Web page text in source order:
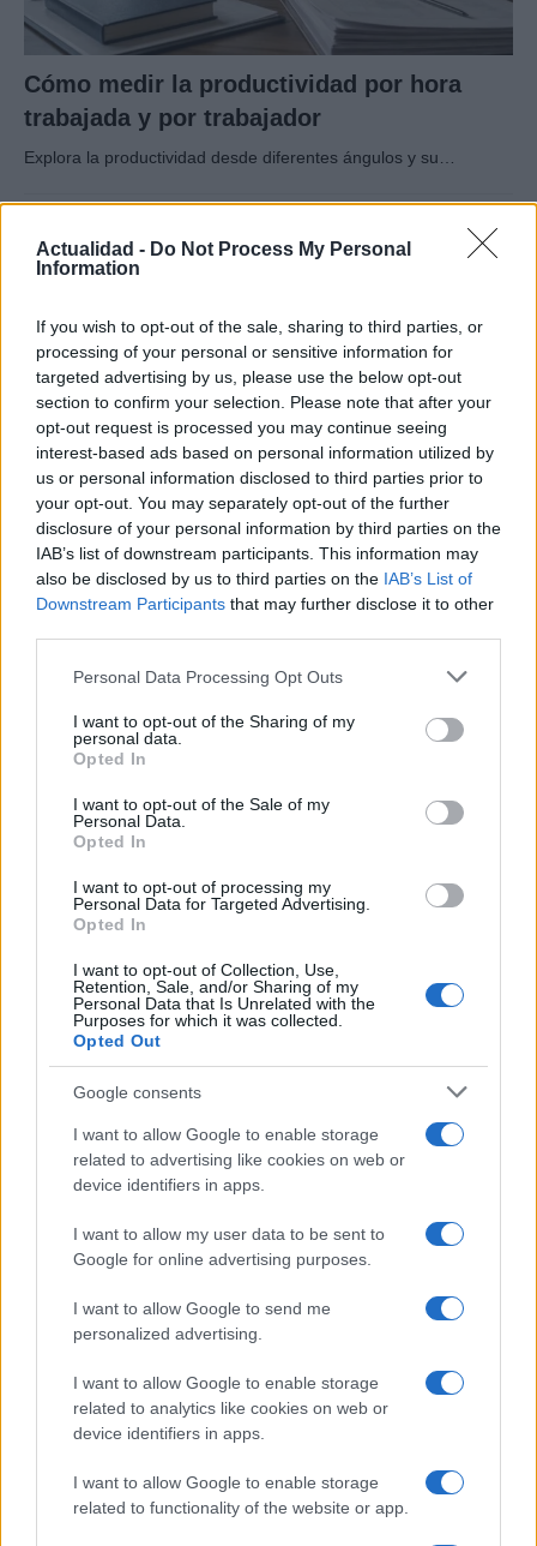
Actualidad - Do Not Process My Personal
Information
If you wish to opt-out of the sale, sharing to third parties, or
processing of your personal or sensitive information for
targeted advertising by us, please use the below opt-out
section to confirm your selection. Please note that after your
opt-out request is processed you may continue seeing
interest-based ads based on personal information utilized by
us or personal information disclosed to third parties prior to
your opt-out. You may separately opt-out of the further
disclosure of your personal information by third parties on the
IAB’s list of downstream participants. This information may
also be disclosed by us to third parties on the IAB’s List of
Downstream Participants that may further disclose it to other
Please note that this website/app uses one or more Google
not limited to your visit or usage behaviour. You may click to
grant or deny consent to Google and its third-party tags to
use your data for below specified purposes in below Google
consent section.
Personal Data Processing Opt Outs
I want to opt-out of the Sharing of my
personal data.
Opted In
I want to opt-out of the Sale of my
Personal Data.
Opted In
I want to opt-out of processing my
Personal Data for Targeted Advertising.
Opted In
I want to opt-out of Collection, Use,
Retention, Sale, and/or Sharing of my
Personal Data that Is Unrelated with the
Purposes for which it was collected.
Opted Out
Google consents
I want to allow Google to enable storage
related to advertising like cookies on web or
device identifiers in apps.
I want to allow my user data to be sent to
Google for online advertising purposes.
I want to allow Google to send me
personalized advertising.
I want to allow Google to enable storage
related to analytics like cookies on web or
device identifiers in apps.
I want to allow Google to enable storage
related to functionality of the website or app.
Cómo medir la productividad por hora
trabajada y por trabajador
Explora la productividad desde diferentes ángulos y su…
El PIB de España crece un 0.7% en el
segundo trimestre de 2026, por encima de
la media de la UE
La tasa de desempleo en España baja al
10,1% en junio, por encima de la media de
la UE
España registra una tasa de desempleo del 10,1%…
ECONOMÍA
técnicas, subsidios y compras públicas